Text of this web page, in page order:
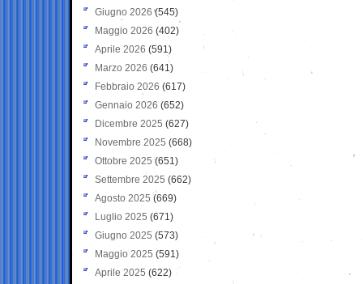
Giugno 2026 (545)
Maggio 2026 (402)
Aprile 2026 (591)
Marzo 2026 (641)
Febbraio 2026 (617)
Gennaio 2026 (652)
Dicembre 2025 (627)
Novembre 2025 (668)
Ottobre 2025 (651)
Settembre 2025 (662)
Agosto 2025 (669)
Luglio 2025 (671)
Giugno 2025 (573)
Maggio 2025 (591)
Aprile 2025 (622)